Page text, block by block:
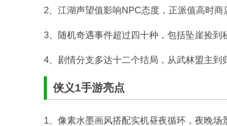
2、江湖声望值影响NPC态度，正派值高时
3、随机奇遇事件超过四十种，包括坠崖捡
4、剧情分支多达十二个结局，从武林盟主到
侠义1手游亮点
1、像素水墨画风搭配实机昼夜循环，夜晚